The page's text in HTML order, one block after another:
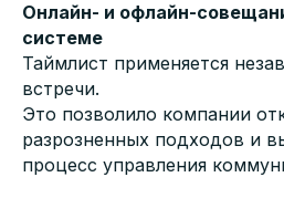
Онлайн- и офлайн-
системе
Таймлист применяется
встречи.
Это позволило компании
разрозненных подходов и
процесс управления